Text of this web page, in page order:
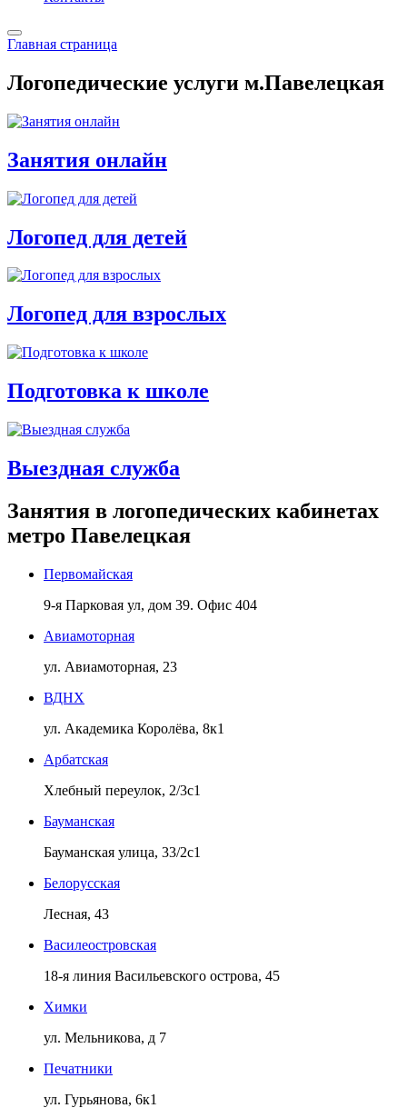
Главная страница
Логопедические услуги м.Павелецкая
Занятия онлайн
Логопед для детей
Логопед для взрослых
Подготовка к школе
Выездная служба
Занятия в логопедических кабинетах
метро Павелецкая
Первомайская
9-я Парковая ул, дом 39. Офис 404
Авиамоторная
ул. Авиамоторная, 23
ВДНХ
ул. Академика Королёва, 8к1
Арбатская
Хлебный переулок, 2/3с1
Бауманская
Бауманская улица, 33/2с1
Белорусская
Лесная, 43
Василеостровская
18-я линия Васильевского острова, 45
Химки
ул. Мельникова, д 7
Печатники
ул. Гурьянова, 6к1